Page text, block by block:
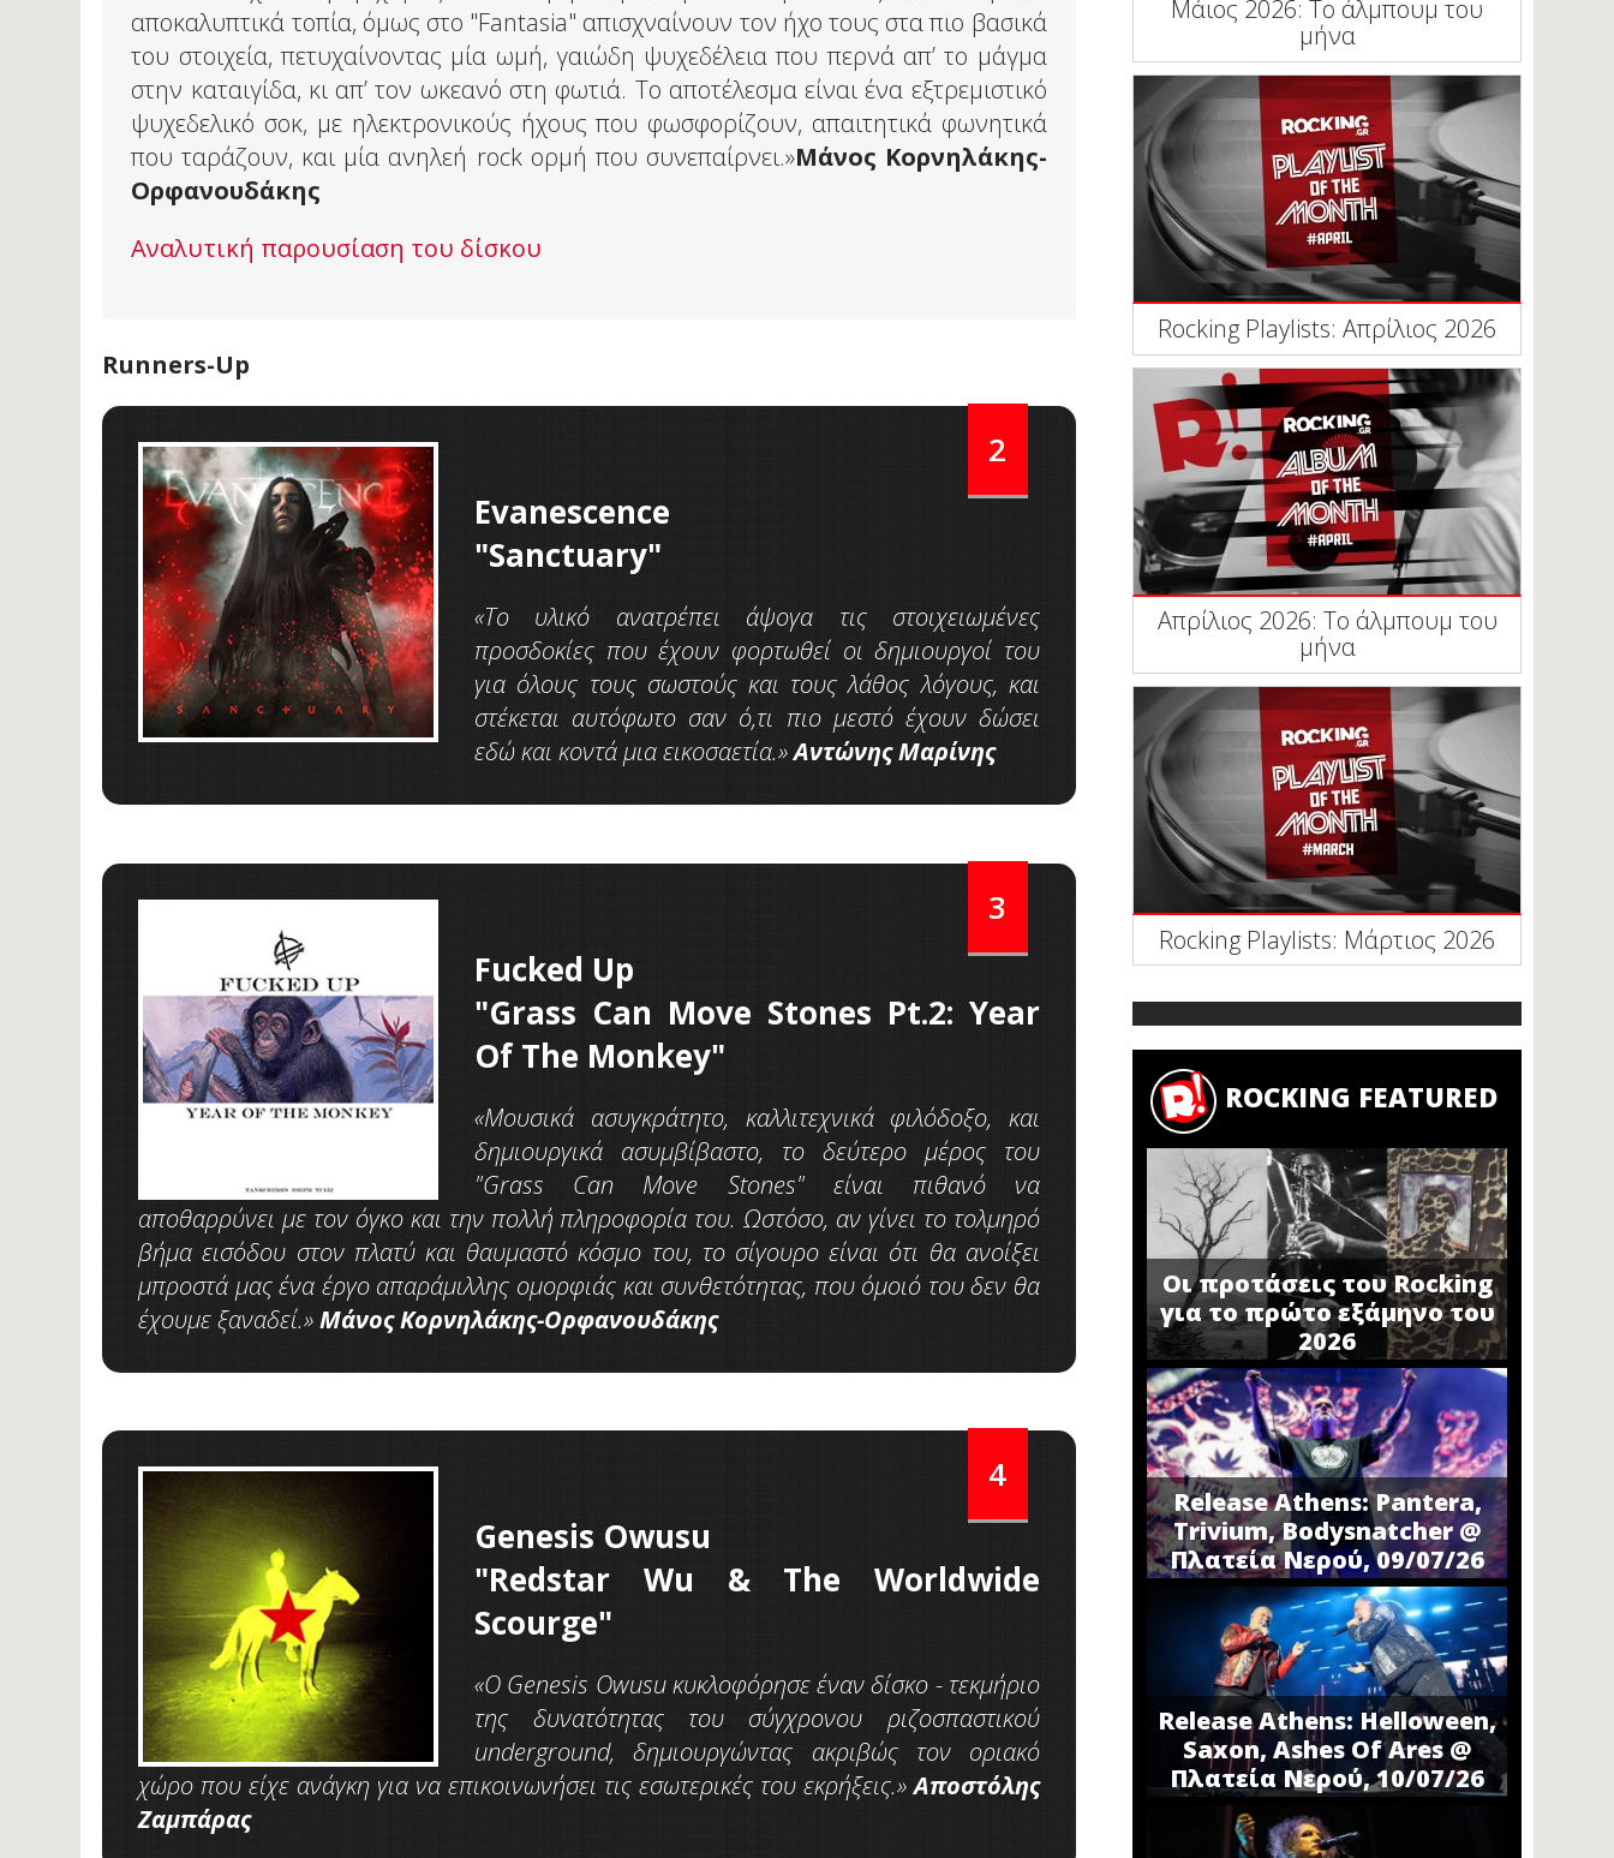
αποκαλυπτικά τοπία, όμως στο "Fantasia" απισχναίνουν τον ήχο τους στα πιο βασικά
του στοιχεία, πετυχαίνοντας μία ωμή, γαιώδη ψυχεδέλεια που περνά απ’ το μάγμα
στην καταιγίδα, κι απ’ τον ωκεανό στη φωτιά. Το αποτέλεσμα είναι ένα εξτρεμιστικό
ψυχεδελικό σοκ, με ηλεκτρονικούς ήχους που φωσφορίζουν, απαιτητικά φωνητικά
που ταράζουν, και μία ανηλεή rock ορμή που συνεπαίρνει.»Μάνος Κορνηλάκης-
Ορφανουδάκης
Αναλυτική παρουσίαση του δίσκου
Runners-Up
2
Evanescence
"Sanctuary"
«Tο υλικό ανατρέπει άψογα τις στοιχειωμένες
προσδοκίες που έχουν φορτωθεί οι δημιουργοί του
για όλους τους σωστούς και τους λάθος λόγους, και
στέκεται αυτόφωτο σαν ό,τι πιο μεστό έχουν δώσει
εδώ και κοντά μια εικοσαετία.»ΑντώνηςΜαρίνης
3
Fucked Up
"Grass Can Move Stones Pt.2: Year
Of The Monkey"
«Μουσικά ασυγκράτητο, καλλιτεχνικά φιλόδοξο, και
δημιουργικά ασυμβίβαστο, το δεύτερο μέρος του
"Grass Can Move Stones" είναι πιθανό να
αποθαρρύνει με τον όγκο και την πολλή πληροφορία του. Ωστόσο, αν γίνει το τολμηρό
βήμα εισόδου στον πλατύ και θαυμαστό κόσμο του, το σίγουρο είναι ότι θα ανοίξει
μπροστά μας ένα έργο απαράμιλλης ομορφιάς και συνθετότητας, που όμοιό του δεν θα
έχουμε ξαναδεί.»ΜάνοςΚορνηλάκης-Ορφανουδάκης
4
Genesis Owusu
"Redstar Wu & The Worldwide
Scourge"
«Ο Genesis Owusu κυκλοφόρησε έναν δίσκο - τεκμήριο
της δυνατότητας του σύγχρονου ριζοσπαστικού
underground, δημιουργώντας ακριβώς τον οριακό
χώρο που είχε ανάγκη για να επικοινωνήσει τις εσωτερικές του εκρήξεις.»Αποστόλης
Ζαμπάρας
Μάιος 2026: Το άλμπουμ του
μήνα
Rocking Playlists: Απρίλιος 2026
Απρίλιος 2026: Το άλμπουμ του
μήνα
Rocking Playlists: Μάρτιος 2026
ROCKING FEATURED
Οι προτάσεις του Rocking
για το πρώτο εξάμηνο του
2026
Release Athens: Pantera,
Trivium, Bodysnatcher @
Πλατεία Νερού, 09/07/26
Release Athens: Helloween,
Saxon, Ashes Of Ares @
Πλατεία Νερού, 10/07/26